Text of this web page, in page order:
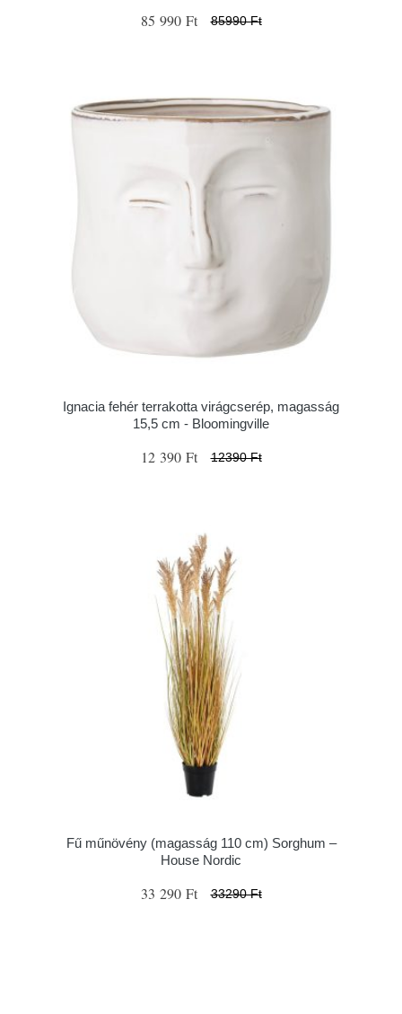
85 990 Ft 85990 Ft
Ignacia fehér terrakotta virágcserép, magasság
15,5 cm - Bloomingville
12 390 Ft 12390 Ft
Fű műnövény (magasság 110 cm) Sorghum –
House Nordic
33 290 Ft 33290 Ft